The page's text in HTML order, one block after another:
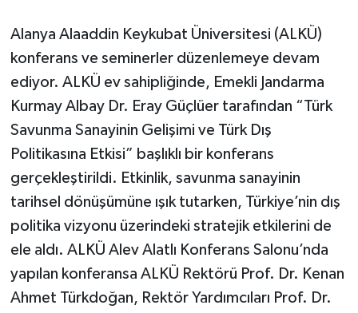
Alanya Alaaddin Keykubat Üniversitesi (ALKÜ)
konferans ve seminerler düzenlemeye devam
ediyor. ALKÜ ev sahipliğinde, Emekli Jandarma
Kurmay Albay Dr. Eray Güçlüer tarafından “Türk
Savunma Sanayinin Gelişimi ve Türk Dış
Politikasına Etkisi” başlıklı bir konferans
gerçekleştirildi. Etkinlik, savunma sanayinin
tarihsel dönüşümüne ışık tutarken, Türkiye’nin dış
politika vizyonu üzerindeki stratejik etkilerini de
ele aldı. ALKÜ Alev Alatlı Konferans Salonu’nda
yapılan konferansa ALKÜ Rektörü Prof. Dr. Kenan
Ahmet Türkdoğan, Rektör Yardımcıları Prof. Dr.